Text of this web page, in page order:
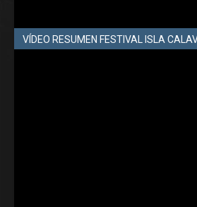
VÍDEO RESUMEN FESTIVAL ISLA